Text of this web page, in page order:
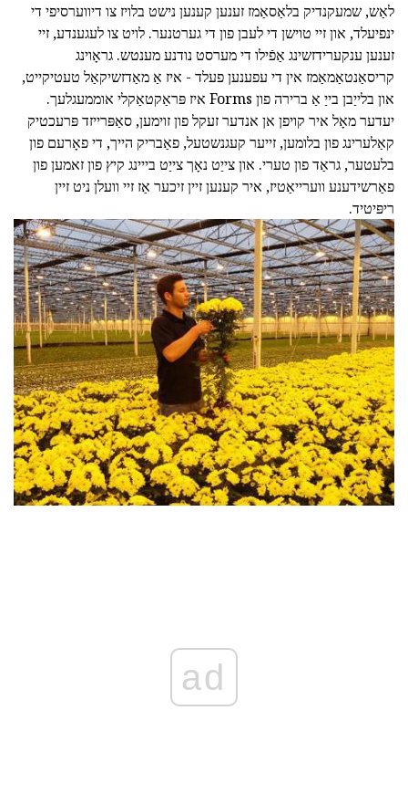
לאַש, שמעקנדיק בלאַסאַמז זענען קענען נישט בלויז צו דיווערסיפי די
ינפיעלד, און זיי טוישן די לעבן פון די גערטנער. לויט צו לעגענדע, זיי
זענען ענקערידזשינג אַפֿילו די מערסט נודנע מענטש. גראָוינג
קריסאַנטאַמאַמז אין די עפענען פעלד - איז אַ מאַדזשיקאַל טעטיקייט,
און בלייַבן בייַ אַ ברירה פון Forms איז פּראַקטאַקלי אוממעגלעך.
יעדער מאָל איר קויפן אן אנדער זעקל פון זוימען, סאַפּרייזד פּרעכטיק
קאַלערינג פון בלומען, זייער קעגנשטעל, פאַבריק הייך, די פאָרעם פון
בלעטער, גראַד פון טערי. און צייַט נאָך צייַט בייינג קיץ פון זאמען פון
פאַרשידענע ווערייאַטיז, איר קענען זיין זיכער אַז זיי וועלן ניט זיין
ריפּיטיד.
ad